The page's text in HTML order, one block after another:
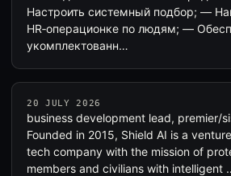
Настроить системный подбор; —
HR‑операционке по людям; —
укомплектованн…
20 JULY 2026
business development lead, premier/
Founded in 2015, Shield AI is a
tech company with the mission of
members and civilians with intelligent